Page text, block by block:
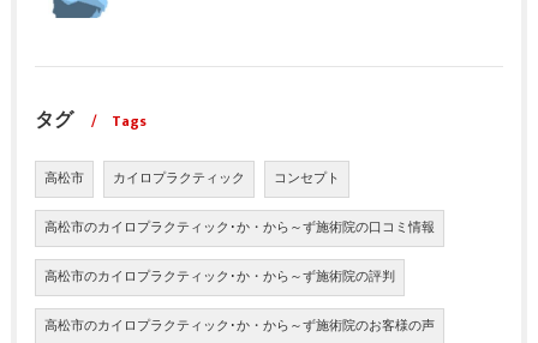
タグ Tags
高松市 カイロプラクティック コンセプト
高松市のカイロプラクティック･か・から～ず施術院の口コミ情報
高松市のカイロプラクティック･か・から～ず施術院の評判
高松市のカイロプラクティック･か・から～ず施術院のお客様の声